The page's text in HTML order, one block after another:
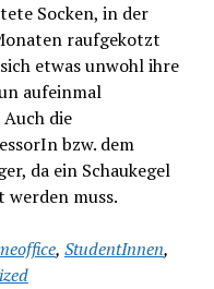
Socken, in der
raufgekotzt
etwas unwohl ihre
aufeinmal
die
bzw. dem
da ein Schaukegel
werden muss.
, StudentInnen,